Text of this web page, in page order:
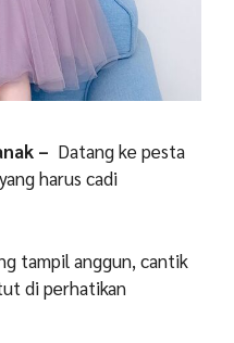
– Datang ke pesta
harus cadi
tampil anggun, cantik
di perhatikan